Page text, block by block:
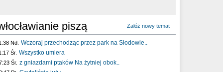
piszą Załóż nowy temat
Nd. Wczoraj przechodząc przez park na Słodowie..
Śr. Wszystko umiera
Śr. z gniazdami ptaków Na żytniej obok..